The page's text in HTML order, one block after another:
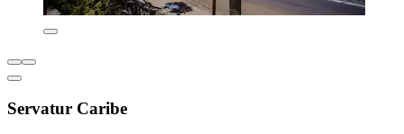
Servatur Caribe